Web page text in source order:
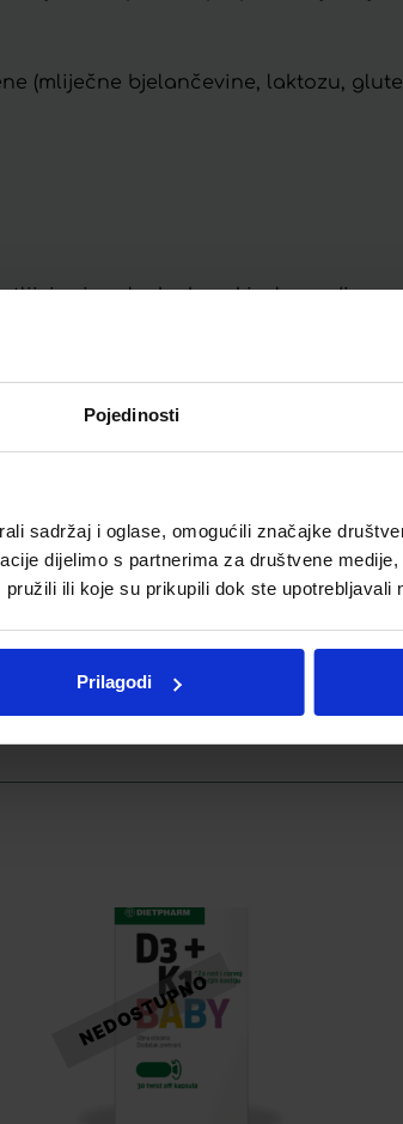
Pojedinosti
sadržaj i oglase, omogućili značajke
dijelimo s partnerima za društvene
ili koje su prikupili dok ste upotrebljavali
Prilagodi
(mliječne bjelančevine, laktozu,
pri prolasku kroz kiselu sredinu
kiseline Lactobacillus rhamnosus
mliječnokiselinskih
rhamnosus GG na mjestu
sustava
Twitter WhatsApp Email